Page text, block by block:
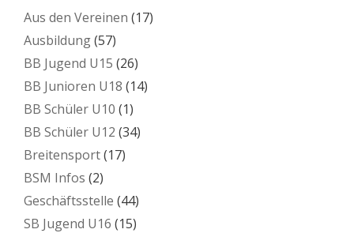
Aus den Vereinen (17)
Ausbildung(57)
BB Jugend U15 (26)
BB Junioren U18 (14)
BB Schüler U10 (1)
BB Schüler U12 (34)
Breitensport(17)
BSM Infos (2)
Geschäftsstelle (44)
SB Jugend U16 (15)